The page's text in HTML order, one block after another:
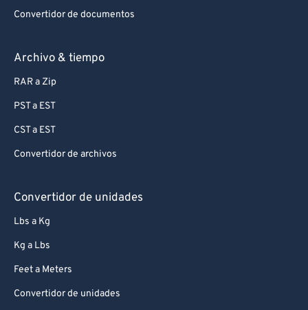
Convertidor de documentos
Archivo & tiempo
RAR a Zip
PST a EST
CST a EST
Convertidor de archivos
Convertidor de unidades
Lbs a Kg
Kg a Lbs
Feet a Meters
Convertidor de unidades